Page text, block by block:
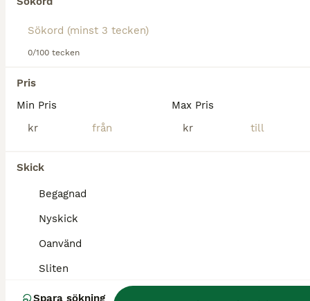
0/100 tecken
Pris
Min Pris
kr
Max Pris
kr
Skick
Begagnad
Nyskick
Oanvänd
Sliten
Spara sökning
Övrigt
Till saluNyskick